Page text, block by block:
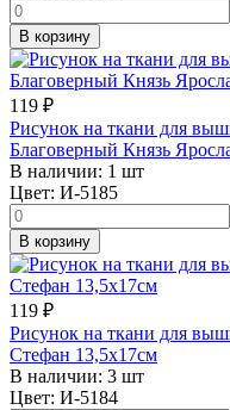
В корзину
119 ₽
Рисунок на ткани для
Благоверный Князь
В наличии: 1 шт
Цвет: И-5185
В корзину
119 ₽
Рисунок на ткани для
Стефан 13,5х17см
В наличии: 3 шт
Цвет: И-5184